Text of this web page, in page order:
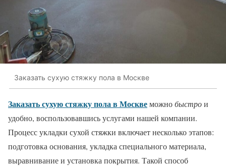
Заказать сухую стяжку пола в Москве
Заказать сухую стяжку пола в Москвеможнобыстрои
удобно, воспользовавшись услугами нашей компании.
Процесс укладки сухой стяжки включает несколько этапов:
подготовка основания, укладка специального материала,
выравнивание и установка покрытия. Такой способ